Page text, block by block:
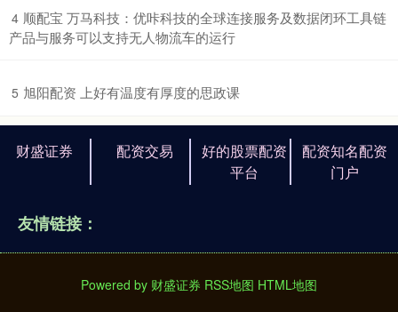
4 ​顺配宝 万马科技：优咔科技的全球连接服务及数据闭环工具链
产品与服务可以支持无人物流车的运行
5 ​旭阳配资 上好有温度有厚度的思政课
财盛证券 配资交易
好的股票配资
平台
配资知名配资
门户
友情链接：
Powered by 财盛证券 RSS地图 HTML地图